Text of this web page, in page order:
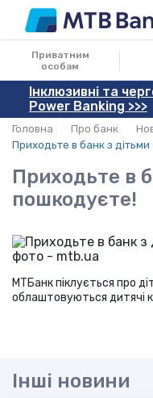
Приватним
особам
Інклюзивні та
Power Banking >>>
Головна Про банк
Приходьте в банк з
Приходьте в
пошкодуєте!
МТБанк піклується про
облаштовуються дитячі
Інші новини